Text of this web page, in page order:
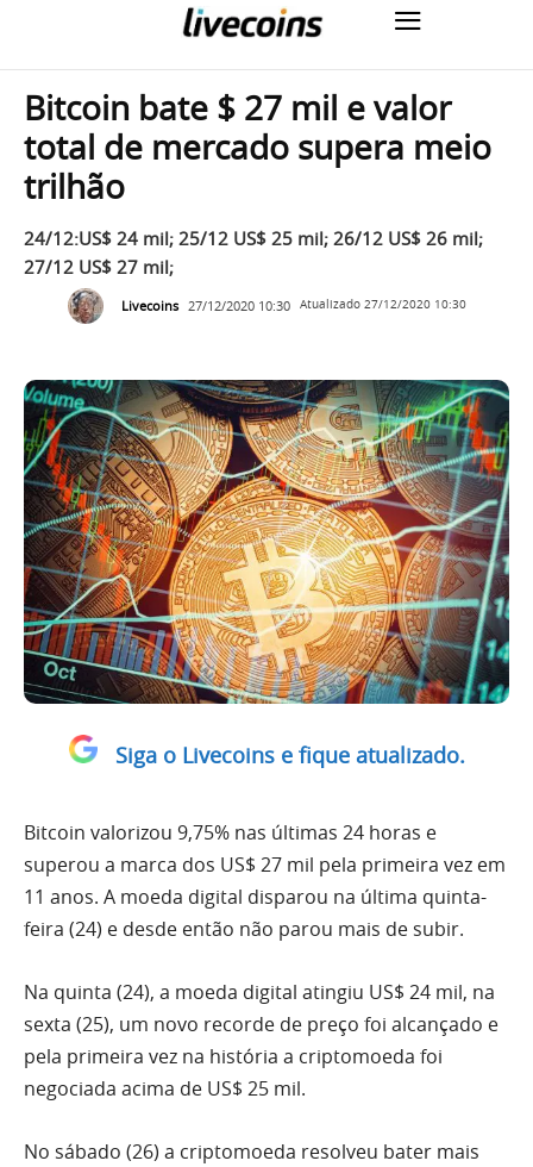
Bitcoin bate $ 27 mil e valor
total de mercado supera meio
trilhão
24/12:US$ 24 mil; 25/12 US$ 25 mil; 26/12 US$ 26 mil;
27/12 US$ 27 mil;
Livecoins 27/12/2020 10:30 Atualizado 27/12/2020 10:30
Siga o Livecoins e fique atualizado.
Bitcoin valorizou 9,75% nas últimas 24 horas e
superou a marca dos US$ 27 mil pela primeira vez em
11 anos. A moeda digital disparou na última quinta-
feira (24) e desde então não parou mais de subir.
Na quinta (24), a moeda digital atingiu US$ 24 mil, na
sexta (25), um novo recorde de preço foi alcançado e
pela primeira vez na história a criptomoeda foi
negociada acima de US$ 25 mil.
No sábado (26) a criptomoeda resolveu bater mais